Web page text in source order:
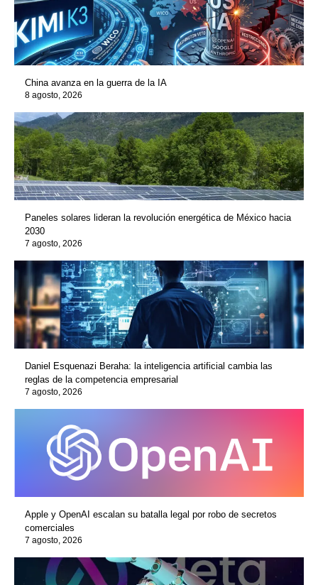
China avanza en la guerra de la IA
8 agosto, 2026
Paneles solares lideran la revolución energética de México hacia
2030
7 agosto, 2026
Daniel Esquenazi Beraha: la inteligencia artificial cambia las
reglas de la competencia empresarial
7 agosto, 2026
Apple y OpenAI escalan su batalla legal por robo de secretos
comerciales
7 agosto, 2026